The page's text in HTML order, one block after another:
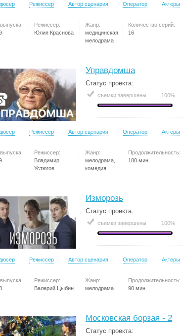
Режиссер Автор сценария Оператор Актеры
Режиссер:
Юлия Краснова
Жанр:
медицинская
мелодрама
Количество серий:
16
Управдомша
Статус проекта:
съемки завершены 100%
Режиссер Автор сценария Оператор Актеры
Режиссер:
Владимир
Устюгов
Жанр:
мелодрама,
комедия
Продолжительность:
180 мин
Изморозь
Статус проекта:
съемки завершены 100%
Режиссер Автор сценария Оператор Актеры
Режиссер:
Валерий Цыбин
Жанр:
мелодрама
Продолжительность:
90 мин
Московская борзая - 2
Статус проекта: